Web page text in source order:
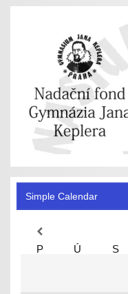
Simple Calendar
P
Ú S